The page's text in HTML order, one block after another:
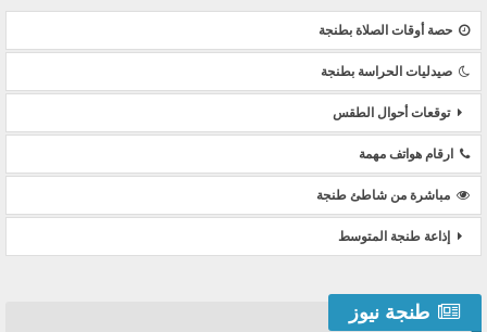
حصة أوقات الصلاة بطنجة
صيدليات الحراسة بطنجة
توقعات أحوال الطقس
ارقام هواتف مهمة
مباشرة من شاطئ طنجة
إذاعة طنجة المتوسط
طنجة نيوز